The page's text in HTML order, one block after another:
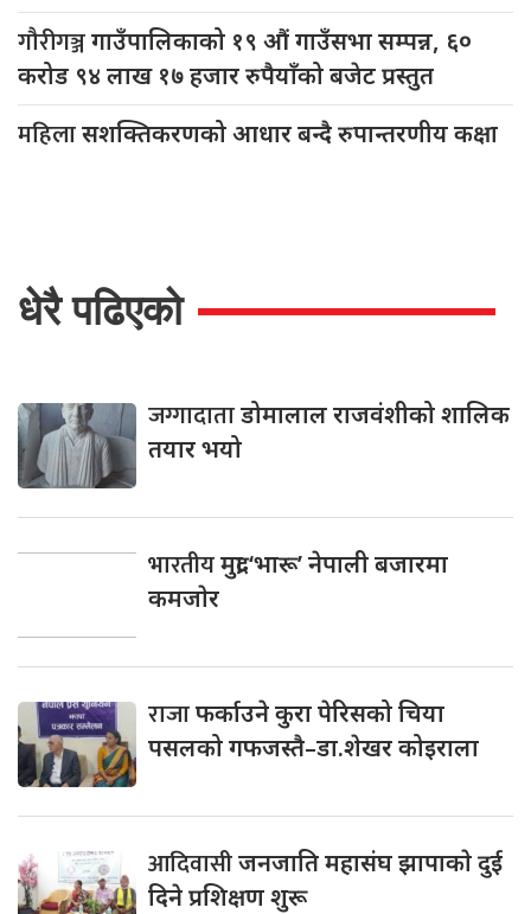
गौरीगञ्जगाउँपालिकाको १९ औं गाउँसभा सम्पन्न, ६०
करोड ९४ लाख १७ हजार रुपैयाँको बजेट प्रस्तुत
महिलासशक्तिकरणको आधार बन्दै रुपान्तरणीय कक्षा
धेरै पढिएको
जग्गादाताडोमालाल राजवंशीको शालिक
तयार भयो
भारतीयमुद्रा ‘भारू’ नेपाली बजारमा
कमजाेर
राजाफर्काउने कुरा पेरिसको चिया
पसलको गफजस्तै–डा.शेखर कोइराला
आदिवासीजनजाति महासंघ झापाकाे दुई
दिने प्रशिक्षण शुरू